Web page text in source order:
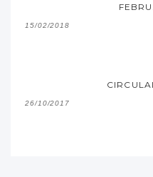
15/02/2018
26/10/2017